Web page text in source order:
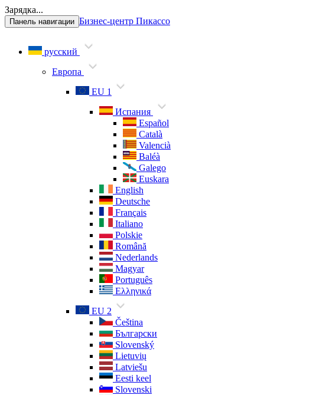
Зарядка...
Панель навигации Бизнес-центр Пикассо
русский
Европа
EU 1
Испания
Español
Català
Valencià
Baléà
Galego
Euskara
English
Deutsche
Français
Italiano
Polskie
Română
Nederlands
Magyar
Português
Ελληνικά
EU 2
Čeština
Български
Slovenský
Lietuvių
Latviešu
Eesti keel
Slovenski